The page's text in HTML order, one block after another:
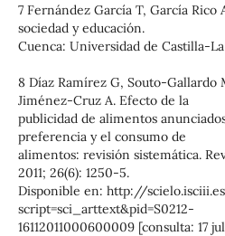
7 Fernández García T, García
sociedad y educación.
Cuenca: Universidad de Castilla-
8 Díaz Ramírez G, Souto-Gallardo
Jiménez-Cruz A. Efecto de la
publicidad de alimentos
preferencia y el consumo de
alimentos: revisión sistemática.
2011; 26(6): 1250-5.
Disponible en: http://
script=sci_arttext&pid=S0212-
16112011000600009 [consulta: 17